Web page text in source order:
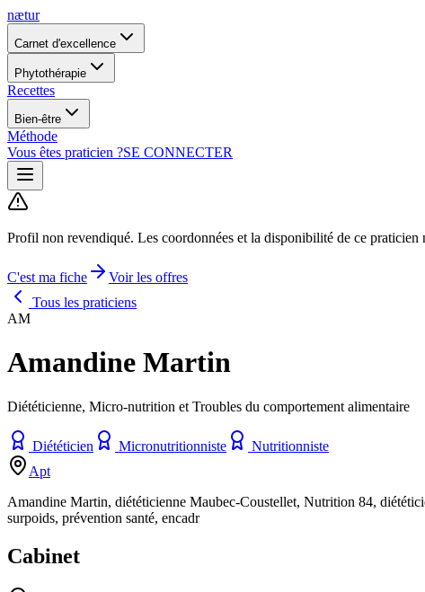
nætur
Carnet d'excellence
Phytothérapie
Recettes
Bien-être
Méthode
Vous êtes praticien ?SE CONNECTER
Profil non revendiqué. Les coordonnées et la disponibilité de ce praticien
C'est ma fiche
Voir les offres
Tous les praticiens
AM
Amandine Martin
Diététicienne, Micro-nutrition et Troubles du comportement alimentaire
Diététicien Micronutritionniste
Nutritionniste
Apt
Amandine Martin, diététicienne Maubec-Coustellet, Nutrition 84,
surpoids, prévention santé, encadr
Cabinet